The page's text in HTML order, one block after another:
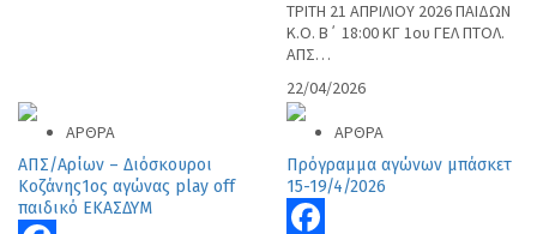
ΤΡΙΤΗ 21 ΑΠΡΙΛΙΟΥ 2026 ΠΑΙΔΩΝ
K.O. Β΄ 18:00 ΚΓ 1ου ΓΕΛ ΠΤΟΛ.
ΑΠΣ…
22/04/2026
ΑΡΘΡΑ
ΑΠΣ/Αρίων – Διόσκουροι
Κοζάνης1ος αγώνας play off
παιδικό ΕΚΑΣΔΥΜ
ΑΡΘΡΑ
Πρόγραμμα αγώνων μπάσκετ
15-19/4/2026